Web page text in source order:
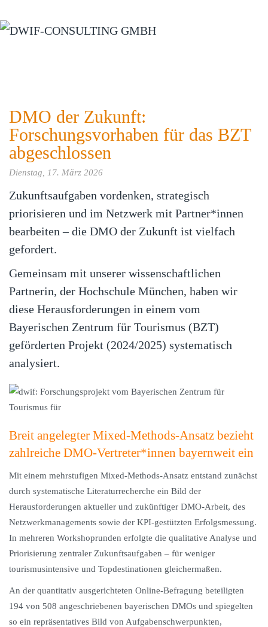
Zum Hauptinhalt springen
DMO der Zukunft:
Forschungsvorhaben für das BZT
abgeschlossen
Dienstag, 17. März 2026
Zukunftsaufgaben vordenken, strategisch
priorisieren und im Netzwerk mit Partner*innen
bearbeiten – die DMO der Zukunft ist vielfach
gefordert.
Gemeinsam mit unserer wissenschaftlichen
Partnerin, der Hochschule München, haben wir
diese Herausforderungen in einem vom
Bayerischen Zentrum für Tourismus (BZT)
geförderten Projekt (2024/2025) systematisch
analysiert.
Breit angelegter Mixed-Methods-Ansatz bezieht
zahlreiche DMO-Vertreter*innen bayernweit ein
Mit einem mehrstufigen Mixed-Methods-Ansatz entstand zunächst
durch systematische Literaturrecherche ein Bild der
Herausforderungen aktueller und zukünftiger DMO-Arbeit, des
Netzwerkmanagements sowie der KPI-gestützten Erfolgsmessung.
In mehreren Workshoprunden erfolgte die qualitative Analyse und
Priorisierung zentraler Zukunftsaufgaben – für weniger
tourismusintensive und Topdestinationen gleichermaßen.
An der quantitativ ausgerichteten Online-Befragung beteiligten
194 von 508 angeschriebenen bayerischen DMOs und spiegelten
so ein repräsentatives Bild von Aufgabenschwerpunkten,